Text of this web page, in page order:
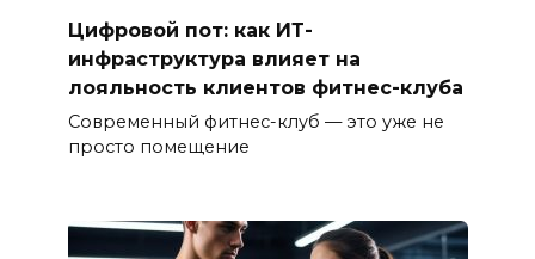
Цифровой пот: как ИТ-
инфраструктура влияет на
лояльность клиентов фитнес-клуба
Современный фитнес-клуб — это уже не
просто помещение